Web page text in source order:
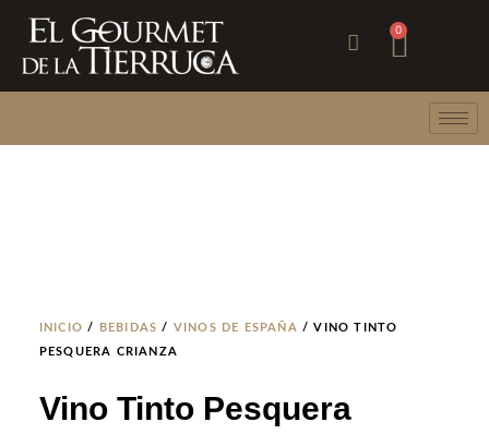
contenido
0
INICIO / BEBIDAS / VINOS DE ESPAÑA / VINO TINTO
PESQUERA CRIANZA
Vino Tinto Pesquera